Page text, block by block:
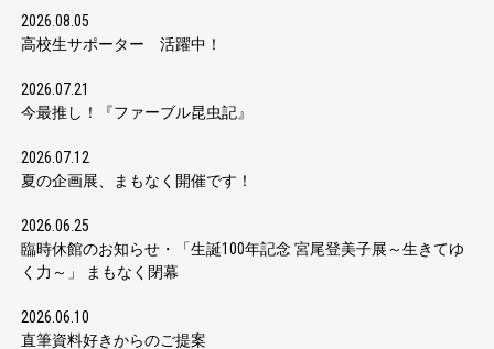
2026.08.05
高校生サポーター 活躍中！
2026.07.21
今最推し！『ファーブル昆虫記』
2026.07.12
夏の企画展、まもなく開催です！
2026.06.25
臨時休館のお知らせ・「生誕100年記念 宮尾登美子展～生きてゆ
く力～」 まもなく閉幕
2026.06.10
直筆資料好きからのご提案